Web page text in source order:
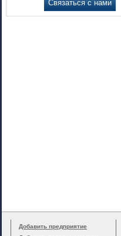
Связаться с нами
Добавить предприятие